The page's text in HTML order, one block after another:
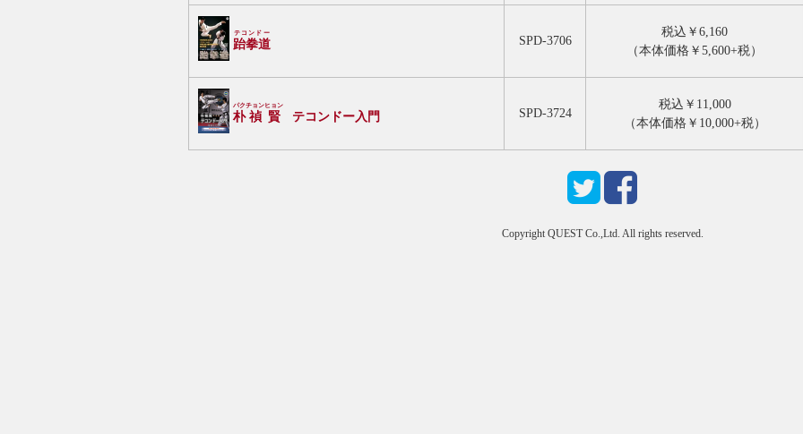
跆拳道
テコンドー
SPD-3706
税込￥6,160
（本体価格￥5,600+税）
朴
パク
禎
チョン
賢
ヒョン
テコンドー入門 SPD-3724
税込￥11,000
（本体価格￥10,000+税）
Copyright QUEST Co.,Ltd. All rights reserved.